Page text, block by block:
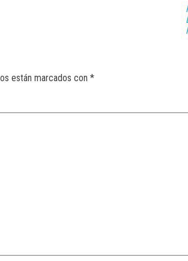
están marcados con *